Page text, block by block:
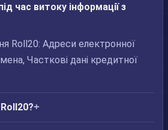
час витоку інформації з
Roll20: Адреси електронної
Часткові дані кредитної